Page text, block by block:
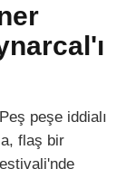
peşe iddialı
flaş bir